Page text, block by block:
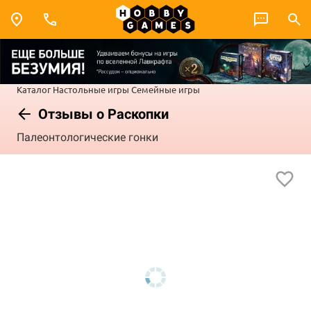
Каталог Настольные игры Семейные игры
Отзывы о Раскопки
Палеонтологические гонки